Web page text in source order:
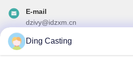
E-mail
dzivy@idzxm.cn
Ding Casting